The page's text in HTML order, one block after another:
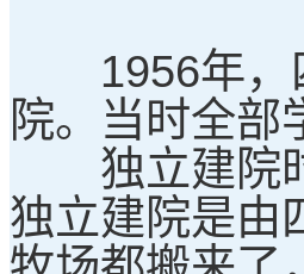
1956年，四
院。当时全部
独立建院时
独立建院是由